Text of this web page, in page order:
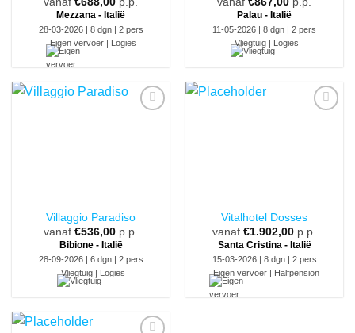
Mezzana - Italië
28-03-2026 | 8 dgn | 2 pers
Eigen vervoer | Logies
Palau - Italië
11-05-2026 | 8 dgn | 2 pers
Vliegtuig | Logies
Villaggio Paradiso
vanaf €536,00 p.p.
Bibione - Italië
28-09-2026 | 6 dgn | 2 pers
Vliegtuig | Logies
Vitalhotel Dosses
vanaf €1.902,00 p.p.
Santa Cristina - Italië
15-03-2026 | 8 dgn | 2 pers
Eigen vervoer | Halfpension